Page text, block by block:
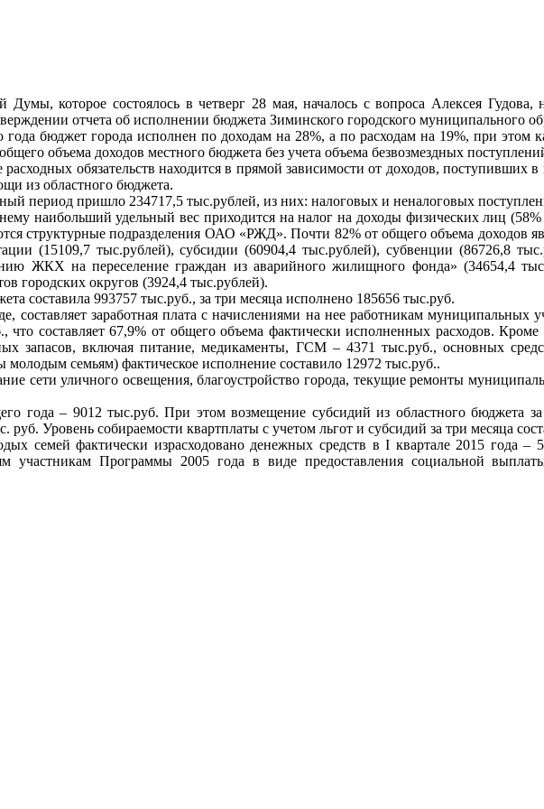
Думы, которое состоялось в четверг 28 мая, началось с вопроса Алексея
отчета об исполнении бюджета Зиминского городского муниципального
года бюджет города исполнен по доходам на 28%, а по расходам на 19%, при этом
объема доходов местного бюджета без учета объема безвозмездных
обязательств находится в прямой зависимости от доходов, поступивших
из областного бюджета.
период пришло 234717,5 тыс.рублей, из них: налоговых и неналоговых
наибольший удельный вес приходится на налог на доходы физических лиц
структурные подразделения ОАО «РЖД». Почти 82% от общего объема доходов
(15109,7 тыс.рублей), субсидии (60904,4 тыс.рублей), субвенции (86726,8
ЖКХ на переселение граждан из аварийного жилищного фонда» (34654,4
городских округов (3924,4 тыс.рублей).
составила 993757 тыс.руб., за три месяца исполнено 185656 тыс.руб.
составляет заработная плата с начислениями на нее работникам муниципальных
что составляет 67,9% от общего объема фактически исполненных расходов.
запасов, включая питание, медикаменты, ГСМ – 4371 тыс.руб., основных
семьям) фактическое исполнение составило 12972 тыс.руб..
сети уличного освещения, благоустройство города, текущие ремонты
года – 9012 тыс.руб. При этом возмещение субсидий из областного бюджета
Уровень собираемости квартплаты с учетом льгот и субсидий за три месяца
семей фактически израсходовано денежных средств в I квартале 2015 года –
участникам Программы 2005 года в виде предоставления социальной